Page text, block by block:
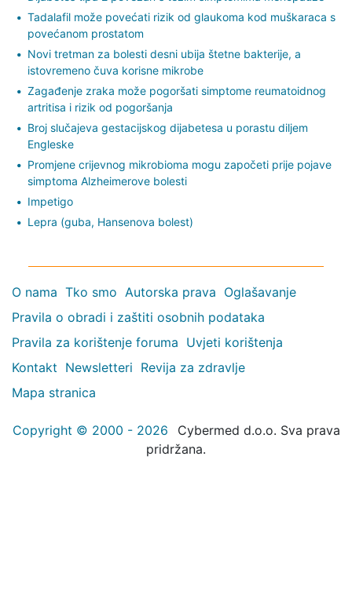
Tadalafil može povećati rizik od glaukoma kod muškaraca s
povećanom prostatom
Novi tretman za bolesti desni ubija štetne bakterije, a
istovremeno čuva korisne mikrobe
Zagađenje zraka može pogoršati simptome reumatoidnog
artritisa i rizik od pogoršanja
Broj slučajeva gestacijskog dijabetesa u porastu diljem
Engleske
Promjene crijevnog mikrobioma mogu započeti prije pojave
simptoma Alzheimerove bolesti
Impetigo
Lepra (guba, Hansenova bolest)
O nama Tko smo Autorska prava Oglašavanje
Pravila o obradi i zaštiti osobnih podataka
Pravila za korištenje foruma Uvjeti korištenja
Kontakt Newsletteri Revija za zdravlje
Mapa stranica
Copyright © 2000 - 2026
Cybermed d.o.o. Sva prava
pridržana.